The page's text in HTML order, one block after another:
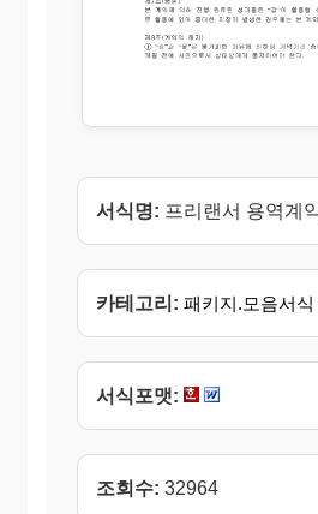
서식명: 프리랜서 용역계
카테고리: 패키지.모음서식
서식포맷:
조회수: 32964